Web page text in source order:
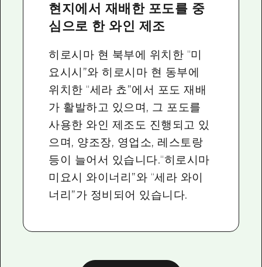
현지에서 재배한 포도를 중
심으로 한 와인 제조
히로시마 현 북부에 위치한 “미
요시시”와 히로시마 현 동부에
위치한 “세라 쵸”에서 포도 재배
가 활발하고 있으며, 그 포도를
사용한 와인 제조도 진행되고 있
으며, 양조장, 영업소, 레스토랑
등이 늘어서 있습니다.“히로시마
미요시 와이너리”와 “세라 와이
너리”가 정비되어 있습니다.